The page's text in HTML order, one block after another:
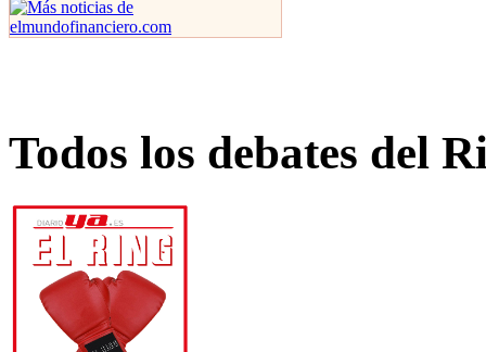
Todos los debates del